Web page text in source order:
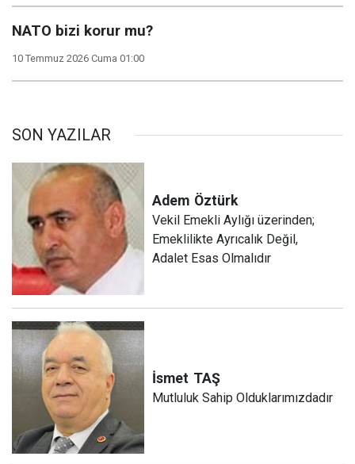
NATO bizi korur mu?
10 Temmuz 2026 Cuma 01:00
SON YAZILAR
Adem Öztürk
Vekil Emekli Aylığı üzerinden;
Emeklilikte Ayrıcalık Değil,
Adalet Esas Olmalıdır
İsmet TAŞ
Mutluluk Sahip Olduklarımızdadır